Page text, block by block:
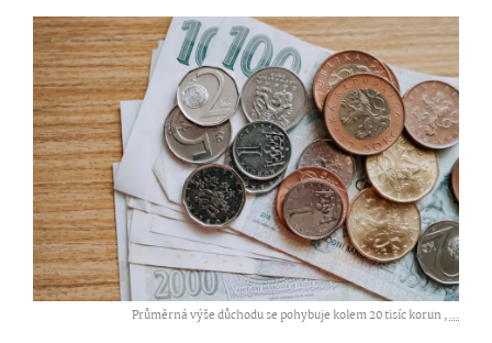
Průměrná výše důchodu se pohybuje kolem 20 tisíc korun ,...